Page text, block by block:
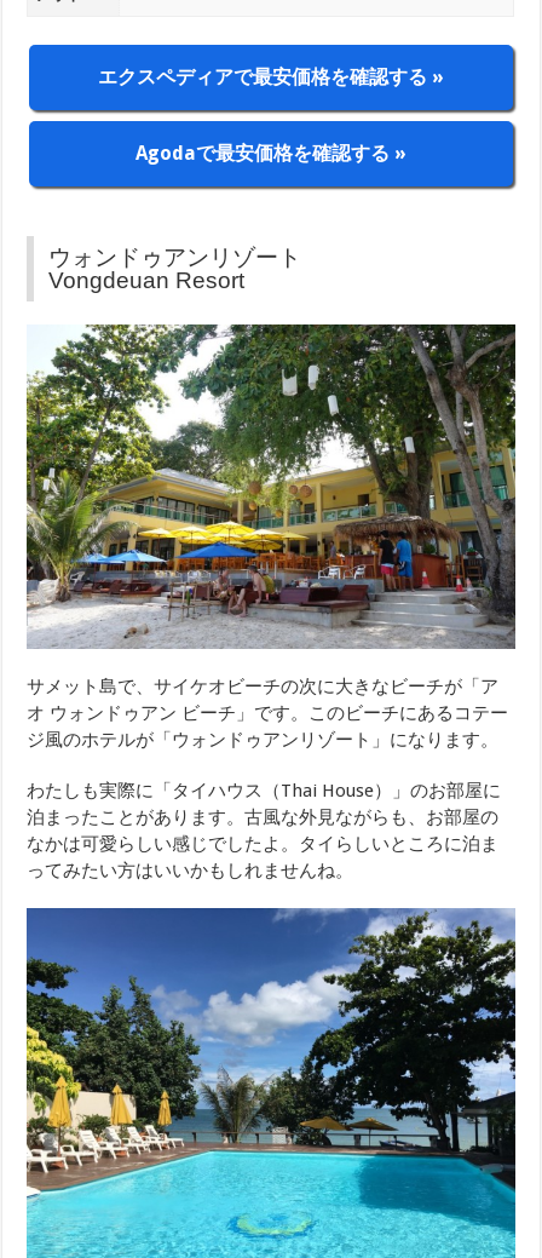
エクスペディアで最安価格を確認する »
Agodaで最安価格を確認する »
ウォンドゥアンリゾート
Vongdeuan Resort
サメット島で、サイケオビーチの次に大きなビーチが「ア
オ ウォンドゥアン ビーチ」です。このビーチにあるコテー
ジ風のホテルが「ウォンドゥアンリゾート」になります。
わたしも実際に「タイハウス（Thai House）」のお部屋に
泊まったことがあります。古風な外見ながらも、お部屋の
なかは可愛らしい感じでしたよ。タイらしいところに泊ま
ってみたい方はいいかもしれませんね。